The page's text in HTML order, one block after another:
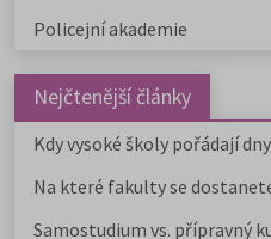
Policejní akademie
Nejčtenější články
Kdy vysoké školy pořádají
Na které fakulty se
Samostudium vs. přípravný